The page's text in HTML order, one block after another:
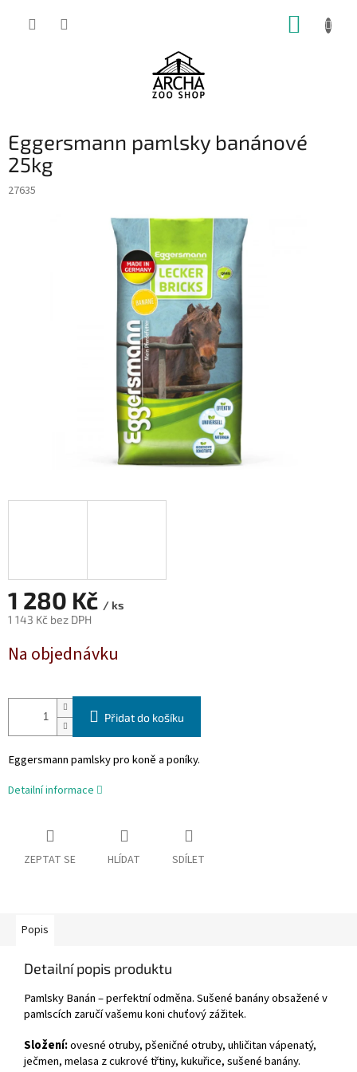
Eggersmann pamlsky banánové
25kg
27635
1 280 Kč / ks
1 143 Kč bez DPH
cena:
Na objednávku
Přidat do košíku
Eggersmann pamlsky pro koně a poníky.
Detailní informace
ZEPTAT SE HLÍDAT SDÍLET
Popis
Detailní popis produktu
Pamlsky Banán – perfektní odměna. Sušené banány obsažené v
pamlscích zaručí vašemu koni chuťový zážitek.
Složení:ovesné otruby, pšeničné otruby, uhličitan vápenatý,
ječmen, melasa z cukrové třtiny, kukuřice, sušené banány.